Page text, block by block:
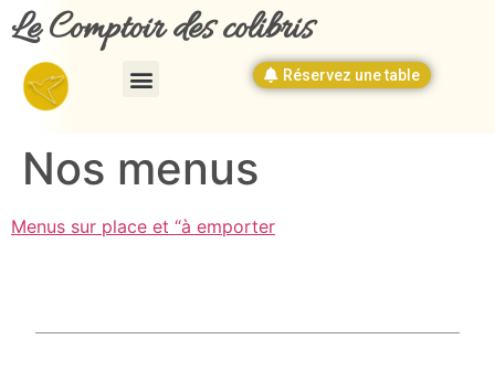
Le Comptoir des colibris
Réservez une table
Nos menus
Menus sur place et “à emporter